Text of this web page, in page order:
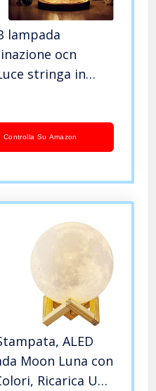
lampada
ocn
stringa in
di
Controlla Su Amazon
ALED
Moon Luna con
Ricarica USB